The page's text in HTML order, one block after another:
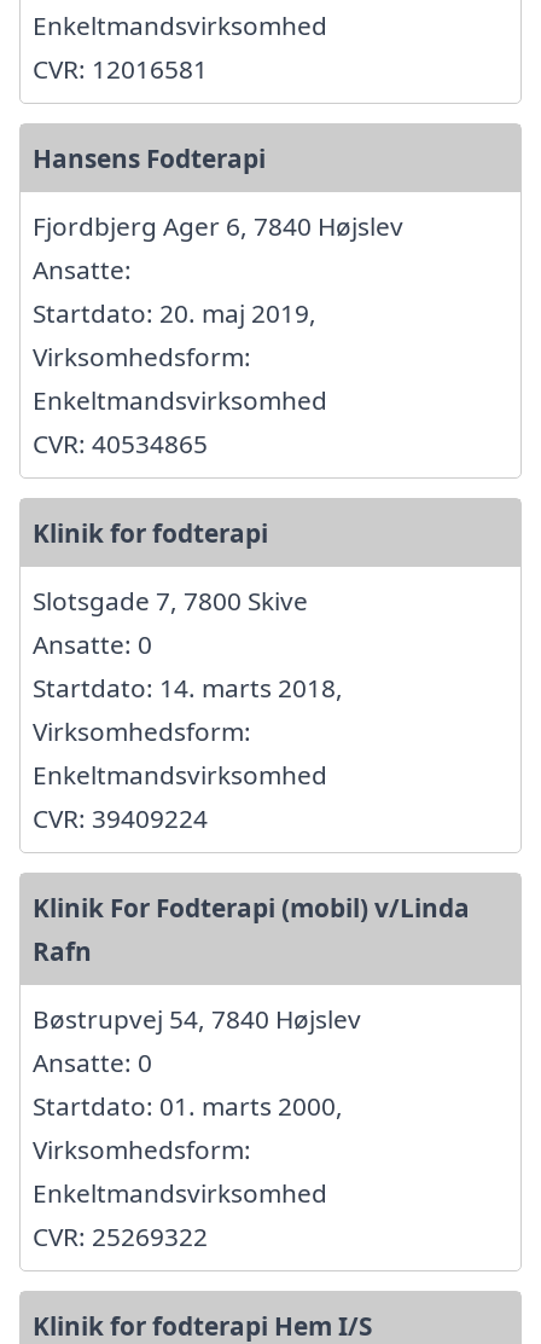
Enkeltmandsvirksomhed
CVR: 12016581
Hansens Fodterapi
Fjordbjerg Ager 6, 7840 Højslev
Ansatte:
Startdato: 20. maj 2019,
Virksomhedsform:
Enkeltmandsvirksomhed
CVR: 40534865
Klinik for fodterapi
Slotsgade 7, 7800 Skive
Ansatte: 0
Startdato: 14. marts 2018,
Virksomhedsform:
Enkeltmandsvirksomhed
CVR: 39409224
Klinik For Fodterapi (mobil) v/Linda
Rafn
Bøstrupvej 54, 7840 Højslev
Ansatte: 0
Startdato: 01. marts 2000,
Virksomhedsform:
Enkeltmandsvirksomhed
CVR: 25269322
Klinik for fodterapi Hem I/S